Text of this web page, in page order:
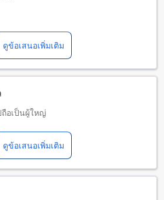
ดูข้อเสนอเพิ่มเติม
อเป็นผู้ใหญ่
ในแต่ละห้องสำหรับข้อมูลเพิ่มเติม
องพักมากกว่า 5 ห้องขึ้นไป อาจมีการใช้
อนไขเพิ่มเติม
อ 12 ปี
ดูข้อเสนอเพิ่มเติม